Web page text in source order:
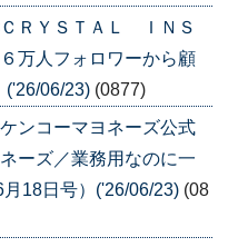
ＲＹＳＴＡＬ ＩＮＳ
万人フォロワーから顧
('26/06/23) (0877)
ンコーマヨネーズ公式
ーズ／業務用なのに一
18日号）('26/06/23) (08